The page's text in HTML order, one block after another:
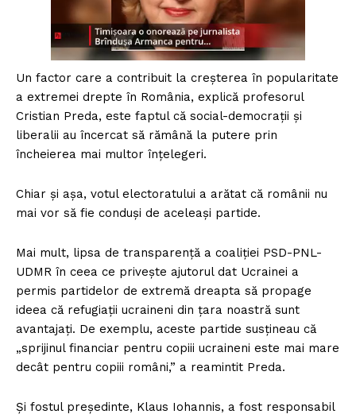
Un factor care a contribuit la creșterea în popularitate
a extremei drepte în România, explică profesorul
Cristian Preda, este faptul că social-democrații și
liberalii au încercat să rămână la putere prin
încheierea mai multor înțelegeri.
Chiar și așa, votul electoratului a arătat că românii nu
mai vor să fie conduși de aceleași partide.
Mai mult, lipsa de transparență a coaliției PSD-PNL-
UDMR în ceea ce privește ajutorul dat Ucrainei a
permis partidelor de extremă dreapta să propage
ideea că refugiații ucraineni din țara noastră sunt
avantajați. De exemplu, aceste partide susțineau că
„sprijinul financiar pentru copiii ucraineni este mai mare
decât pentru copiii români,” a reamintit Preda.
Și fostul președinte, Klaus Iohannis, a fost responsabil